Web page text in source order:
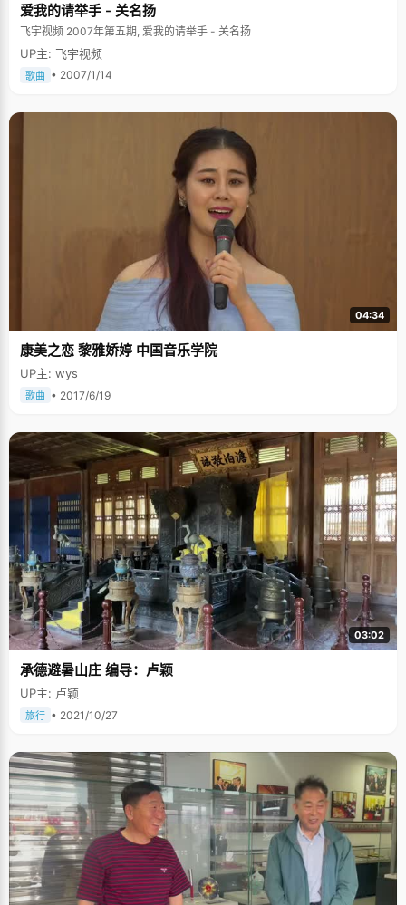
爱我的请举手 - 关名扬
飞宇视频 2007年第五期, 爱我的请举手 - 关名扬
UP主: 飞宇视频
歌曲 • 2007/1/14
04:34
康美之恋 黎雅娇婷 中国音乐学院
UP主: wys
歌曲 • 2017/6/19
03:02
承德避暑山庄 编导：卢颖
UP主: 卢颖
旅行 • 2021/10/27